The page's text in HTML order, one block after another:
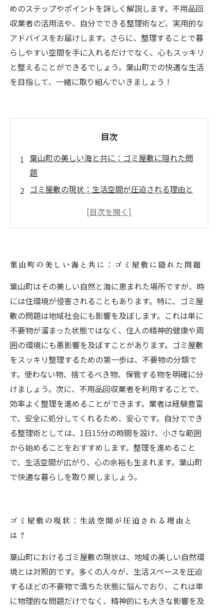
めのステップやポイントを詳しく解説します。不用品回
収業者の活用法や、自分でできる整理術など、実用的な
アドバイスをお届けします。さらに、整理することで暮
らしやすい空間を手に入れるだけでなく、心もスッキリ
と整えることができるでしょう。葉山町での快適な生活
を目指して、一緒に取り組んでいきましょう！
目次
葉山町の美しい海と共に：ゴミ屋敷に隠れた問
題
ゴミ屋敷の現状：生活空間が圧迫される理由と
実践しよう！整理の第一歩：効率的な整理術の
を探すには
心と空間がスッキリする：整理整頓の効果とは
葉山町の快適な暮らし：整理後の新しい生活ス
タイル
整理整頓の先にある幸せ：ゴミ屋敷からの脱出
物語
葉山町の美しい海と共に：ゴミ屋敷に隠れた問題
葉山町はその美しい自然と海に恵まれた場所ですが、時
には住環境が侵害されることもあります。特に、ゴミ屋
敷の問題は地域社会にも影響を及ぼします。これは単に
不要物が溜まった状態ではなく、住人の精神的健康や周
囲の環境にも悪影響を及ぼすことがあります。ゴミ屋敷
をスッキリ整理するための第一歩は、不要物の分類で
す。使わない物、捨てるべき物、保管する物を明確に分
けましょう。次に、不用品回収業者を利用することで、
効率よく整理を進めることができます。業者は経験豊富
で、安全に処分してくれるため、安心です。自分ででき
る整理術としては、1日15分の時間を設け、小さな範囲
から始めることをおすすめします。整理を進めること
で、生活空間が広がり、心の余裕も生まれます。葉山町
で快適な暮らしを取り戻しましょう。
ゴミ屋敷の現状：生活空間が圧迫される理由と
は？
葉山町におけるゴミ屋敷の現状は、地域の美しい自然環
境とは対照的です。多くの人々が、生活スペースを圧迫
するほどの不要物で満ちた状態に悩んでおり、これは単
に物理的な問題だけでなく、精神的にも大きな影響を及